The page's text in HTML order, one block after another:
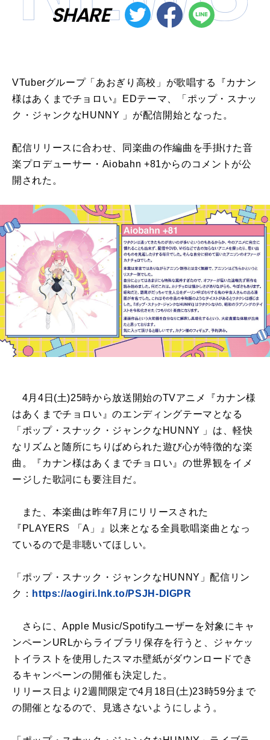
SHARE
VTuberグループ「あおぎり高校」が歌唱する『カナン
様はあくまでチョロい』EDテーマ、「ポップ・スナッ
ク・ジャンクなHUNNY 」が配信開始となった。
配信リリースに合わせ、同楽曲の作編曲を手掛けた音
楽プロデューサー・Aiobahn +81からのコメントが公
開された。
4月4日(土)25時から放送開始のTVアニメ『カナン様
はあくまでチョロい』のエンディングテーマとなる
「ポップ・スナック・ジャンクなHUNNY 」は、軽快
なリズムと随所にちりばめられた遊び心が特徴的な楽
曲。『カナン様はあくまでチョロい』の世界観をイメ
ージした歌詞にも要注目だ。
また、本楽曲は昨年7月にリリースされた
『PLAYERS 「A」』以来となる全員歌唱楽曲となっ
ているので是非聴いてほしい。
「ポップ・スナック・ジャンクなHUNNY」配信リン
ク： https://aogiri.lnk.to/PSJH-DIGPR
さらに、Apple Music/Spotifyユーザーを対象にキャ
ンペーンURLからライブラリ保存を行うと、ジャケッ
トイラストを使用したスマホ壁紙がダウンロードでき
るキャンペーンの開催も決定した。
リリース日より2週間限定で4月18日(土)23時59分まで
の開催となるので、見逃さないようにしよう。